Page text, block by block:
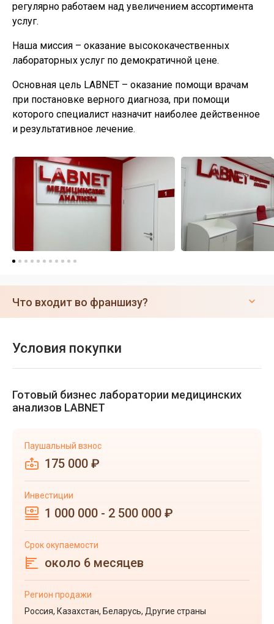
регулярно работаем над увеличением ассортимента
услуг.
Наша миссия – оказание высококачественных
лабораторных услуг по демократичной цене.
Основная цель LABNET – оказание помощи врачам
при постановке верного диагноза, при помощи
которого специалист назначит наиболее действенное
и результативное лечение.
Что входит во франшизу?
Условия покупки
Готовый бизнес лаборатории медицинских
анализов LABNET
Паушальный взнос
175 000 ₽
Инвестиции
1 000 000 - 2 500 000 ₽
Срок окупаемости
около 6 месяцев
Регион продажи
Россия, Казахстан, Беларусь, Другие страны